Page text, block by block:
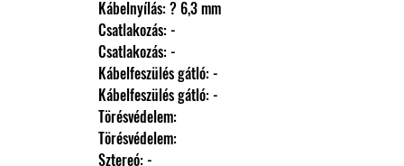
                Kábelnyílás: ? 6,3 mm
                Csatlakozás: -
                Csatlakozás: -
                Kábelfeszülés gátló: -
                Kábelfeszülés gátló: -
                Törésvédelem:
                Törésvédelem:
                Sztereó: -